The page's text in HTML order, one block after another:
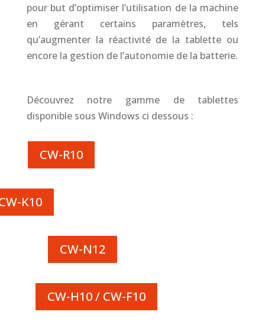
pour but d’optimiser l’utilisation de la machine
en gérant certains paramètres, tels
qu’augmenter la réactivité de la tablette ou
encore la gestion de l’autonomie de la batterie.
Découvrez notre gamme de tablettes
disponible sous Windows ci dessous :
CW-R10
K10
CW-N12
CW-H10 / CW-F10